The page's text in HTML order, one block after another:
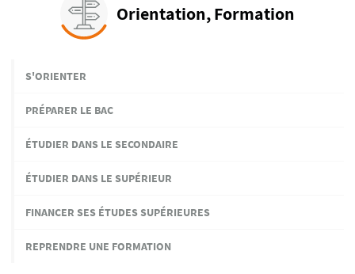
Orientation, Formation
S'ORIENTER
PRÉPARER LE BAC
ÉTUDIER DANS LE SECONDAIRE
ÉTUDIER DANS LE SUPÉRIEUR
FINANCER SES ÉTUDES SUPÉRIEURES
REPRENDRE UNE FORMATION